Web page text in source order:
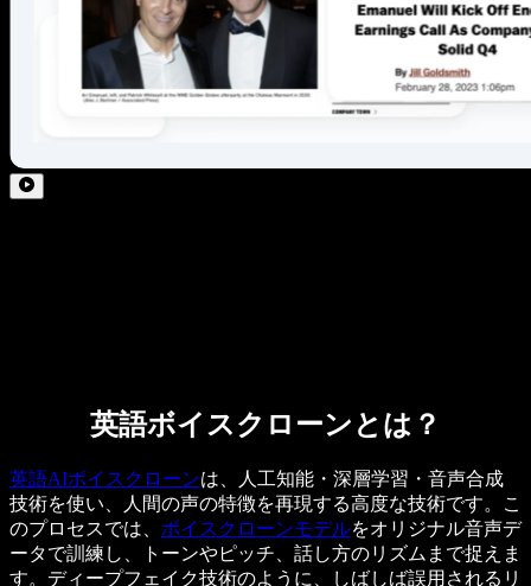
英語ボイスクローンとは？
英語AIボイスクローンは、人工知能・深層学習・音声合成
技術を使い、人間の声の特徴を再現する高度な技術です。こ
のプロセスでは、 ボイスクローンモデルをオリジナル音声デ
ータで訓練し、トーンやピッチ、話し方のリズムまで捉えま
す。ディープフェイク技術のように、しばしば誤用されるリ